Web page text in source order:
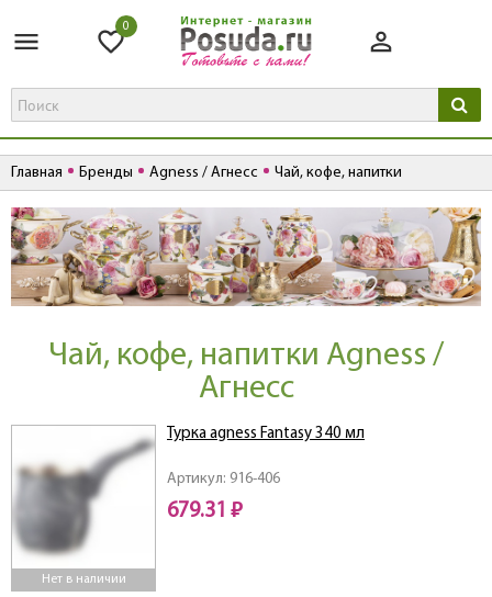
0
Главная Бренды Agness / Агнесс Чай, кофе, напитки
Чай, кофе, напитки Agness /
Агнесс
Нет в наличии
Артикул: 916-406
Турка agness Fantasy 340 мл
679.31 ₽